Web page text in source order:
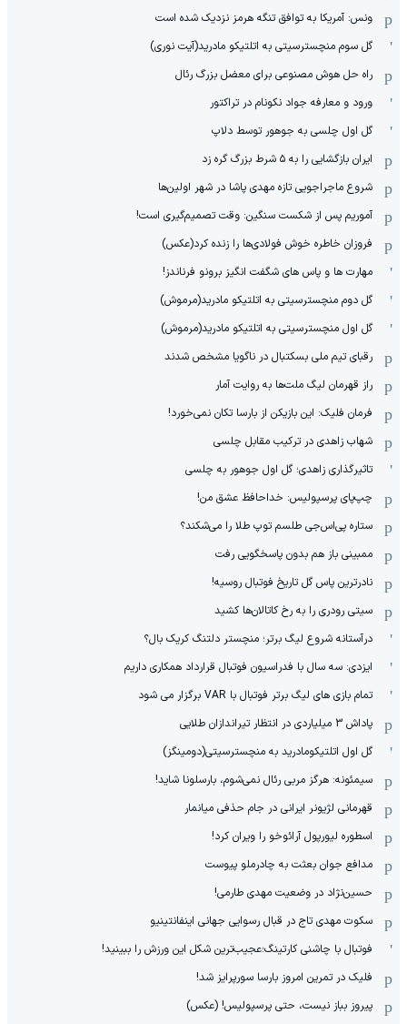
ونس: آمریکا به توافق تنگه هرمز نزدیک شده است
گل سوم منچسترسیتی به اتلتیکو مادرید(آیت نوری)
راه حل هوش مصنوعی برای معضل بزرگ رئال
ورود و معارفه جواد نکونام در تراکتور
گل اول چلسی به جوهور توسط دلاپ
ایران بازگشایی را به ۵ شرط بزرگ گره زد
شروع ماجراجویی تازه مهدی پاشا در شهر اولین‌ها
آموریم پس از شکست سنگین: وقت تصمیم‌گیری است!
فروزان خاطره خوش فولادی‌ها را زنده کرد(عکس)
مهارت ها و پاس های شگفت انگیز برونو فرناندز!
گل دوم منچسترسیتی به اتلتیکو مادرید(مرموش)
گل اول منچسترسیتی به اتلتیکو مادرید(مرموش)
رقبای تیم ملی بسکتبال در ناگویا مشخص‌ شدند
راز قهرمان لیگ ملت‌ها به روایت آمار
فرمان فلیک: این بازیکن از بارسا تکان نمی‌خورد!
شهاب زاهدی در ترکیب مقابل چلسی
تاثیرگذاری زاهدی؛ گل اول جوهور به چلسی
چپ‌پای پرسپولیس: خداحافظ عشق من!
ستاره پی‌اس‌جی طلسم توپ طلا را می‌شکند؟
ممبینی باز هم بدون پاسخگویی رفت
نادر‌ترین پاس گل تاریخ فوتبال روسیه!
سیتی رودری را به رخ کاتالان‌ها کشید
درآستانه شروع لیگ برتر؛ منچستر دلتنگ کریک بال؟
ایزدی: سه سال با فدراسیون فوتبال قرارداد همکاری داریم
تمام بازی های لیگ برتر فوتبال با VAR برگزار می شود
پاداش 3 میلیاردی در انتظار تیراندازان طلایی
گل اول اتلتیکومادرید به منچسترسیتی(دومینگز)
سیمئونه: هرگز مربی رئال نمی‌شوم، بارسلونا شاید!
قهرمانی لژیونر ایرانی در جام حذفی میانمار
اسطوره لیورپول آرائوخو را ویران کرد!
مدافع جوان بعثت به چادرملو پیوست
حسین‌نژاد در وضعیت مهدی طارمی!
سکوت مهدی تاج در قبال رسوایی جهانی اینفانتینیو
فوتبال با چاشنی کارتینگ؛عجیب‌ترین شکل این ورزش را ببینید!
فلیک در تمرین امروز بارسا سورپرایز شد!
پیروز بباز نیست، حتی پرسپولیس! (عکس)